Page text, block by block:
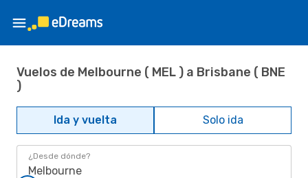
Vuelos de Melbourne ( MEL ) a Brisbane ( BNE
)
Ida y vuelta Solo ida
¿Desde dónde?
Melbourne